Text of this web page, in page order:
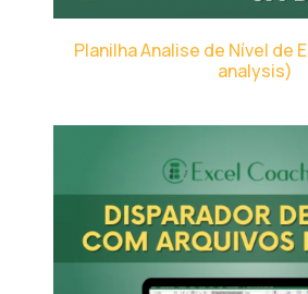
Planilha Analise de Nível de
analysis)